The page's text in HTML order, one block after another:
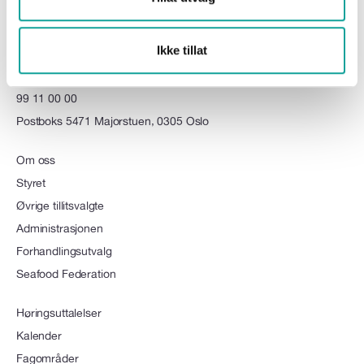
Ikke tillat
firmapost@sjomatnorge.no
99 11 00 00
Postboks 5471 Majorstuen, 0305 Oslo
Om oss
Styret
Øvrige tillitsvalgte
Administrasjonen
Forhandlingsutvalg
Seafood Federation
Høringsuttalelser
Kalender
Fagområder